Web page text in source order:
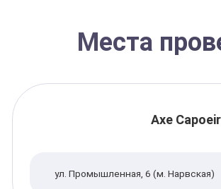
Места
Axe
ул. Промышленная, 6 (м. Нарвская)